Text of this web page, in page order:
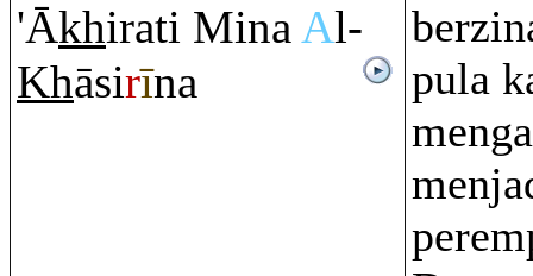
'Ākhirati MinaAl-
Khāsirīna
pula